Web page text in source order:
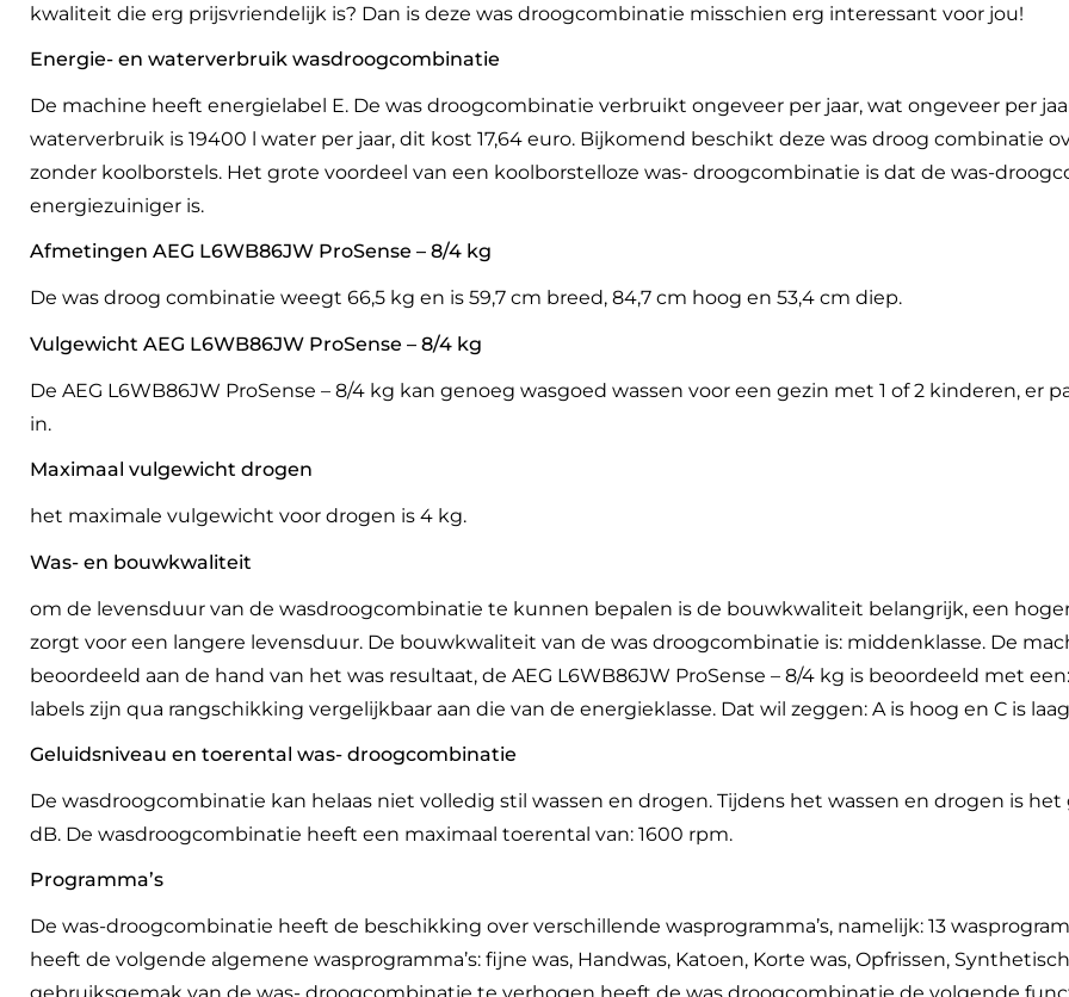
kwaliteit die erg prijsvriendelijk is? Dan is deze was droogcombinatie misschien erg interessant voor jou!
Energie- en waterverbruik wasdroogcombinatie
De machine heeft energielabel E. De was droogcombinatie verbruikt ongeveer per jaar, wat ongeveer per
waterverbruik is 19400 l water per jaar, dit kost 17,64 euro. Bijkomend beschikt deze was droog combinatie
zonder koolborstels. Het grote voordeel van een koolborstelloze was- droogcombinatie is dat de was-
energiezuiniger is.
Afmetingen AEG L6WB86JW ProSense – 8/4 kg
De was droog combinatie weegt 66,5 kg en is 59,7 cm breed, 84,7 cm hoog en 53,4 cm diep.
Vulgewicht AEG L6WB86JW ProSense – 8/4 kg
De AEG L6WB86JW ProSense – 8/4 kg kan genoeg wasgoed wassen voor een gezin met 1 of 2 kinderen, er
in.
Maximaal vulgewicht drogen
het maximale vulgewicht voor drogen is 4 kg.
Was- en bouwkwaliteit
om de levensduur van de wasdroogcombinatie te kunnen bepalen is de bouwkwaliteit belangrijk, een
zorgt voor een langere levensduur. De bouwkwaliteit van de was droogcombinatie is: middenklasse. De
beoordeeld aan de hand van het was resultaat, de AEG L6WB86JW ProSense – 8/4 kg is beoordeeld met
labels zijn qua rangschikking vergelijkbaar aan die van de energieklasse. Dat wil zeggen: A is hoog en C is
Geluidsniveau en toerental was- droogcombinatie
De wasdroogcombinatie kan helaas niet volledig stil wassen en drogen. Tijdens het wassen en drogen is
dB. De wasdroogcombinatie heeft een maximaal toerental van: 1600 rpm.
Programma’s
De was-droogcombinatie heeft de beschikking over verschillende wasprogramma’s, namelijk: 13
heeft de volgende algemene wasprogramma’s: fijne was, Handwas, Katoen, Korte was, Opfrissen,